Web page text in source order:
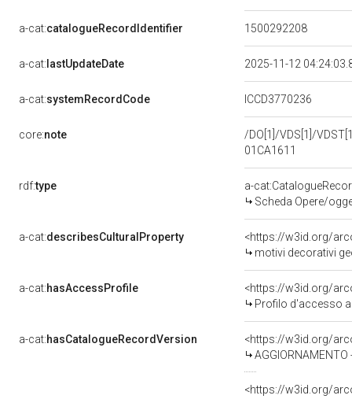
a-cat:catalogueRecordIdentifier 1500292208
a-cat: lastUpdateDate 2025-11-12
a-cat:systemRecordCode ICCD3770236
core:note
/DO[1]/VDS[1]/
01CA1611
rdf:type
a-
Scheda Opere/
a-cat:describesCulturalProperty
<https://w3id.org/
motivi decorativi
a-cat:hasAccessProfile
<https://w3id.org/
Profilo d'accesso
a-cat:hasCatalogueRecordVersion
<https://w3id.org/
AGGIORNAMENTO
<https://w3id.org/